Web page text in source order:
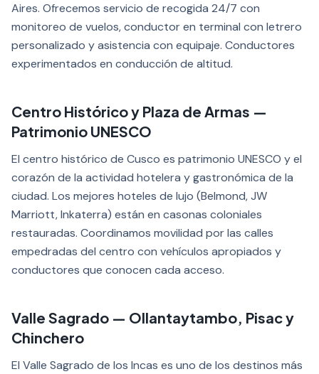
Aires. Ofrecemos servicio de recogida 24/7 con
monitoreo de vuelos, conductor en terminal con letrero
personalizado y asistencia con equipaje. Conductores
experimentados en conducción de altitud.
Centro Histórico y Plaza de Armas —
Patrimonio UNESCO
El centro histórico de Cusco es patrimonio UNESCO y el
corazón de la actividad hotelera y gastronómica de la
ciudad. Los mejores hoteles de lujo (Belmond, JW
Marriott, Inkaterra) están en casonas coloniales
restauradas. Coordinamos movilidad por las calles
empedradas del centro con vehículos apropiados y
conductores que conocen cada acceso.
Valle Sagrado — Ollantaytambo, Pisac y
Chinchero
El Valle Sagrado de los Incas es uno de los destinos más